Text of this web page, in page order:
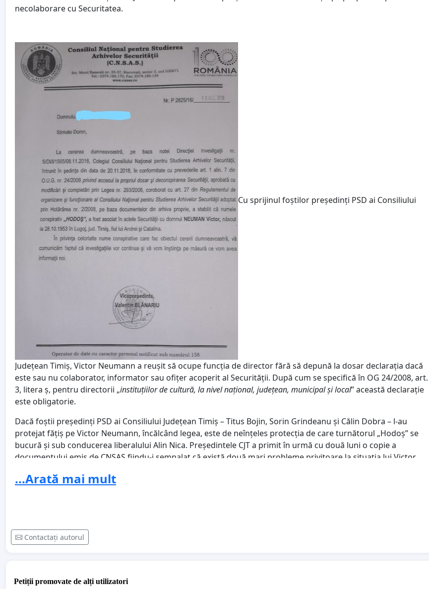
necolaborare cu Securitatea.
Cu sprijinul foștilor președinți PSD ai Consiliului
Județean Timiș, Victor Neumann a reușit să ocupe funcția de director fără să depună la dosar declarația dacă
este sau nu colaborator, informator sau ofițer acoperit al Securității. După cum se specifică în OG 24/2008, art.
3, litera ș, pentru directorii „instituțiilor de cultură, la nivel național, județean, municipal și local” această declarație
este obligatorie.
Dacă foștii președinți PSD ai Consiliului Județean Timiș – Titus Bojin, Sorin Grindeanu și Călin Dobra – l-au
protejat fățiș pe Victor Neumann, încălcând legea, este de neînțeles protecția de care turnătorul „Hodoș” se
bucură și sub conducerea liberalului Alin Nica. Președintele CJT a primit în urmă cu două luni o copie a
documentului emis de CNSAS fiindu-i semnalat că există două mari probleme privitoare la situația lui Victor
privind relația cu Securitatea. În tot acest răstimp, Alin Nica nu a luat nici o măsură de intrare în legalitate.
abuzuri administrative și complicități sunt încă posibile aruncă o lumină greu de calificat nu doar asupra PNL ci
și asupra întregii clase politice democratice.
Cristian Moș, care a retras în 24 de ore din Consiliul științific al Muzeului Satului Timișoara o persoană acuzată
...Arată mai mult
Contactați autorul
Petiții promovate de alți utilizatori